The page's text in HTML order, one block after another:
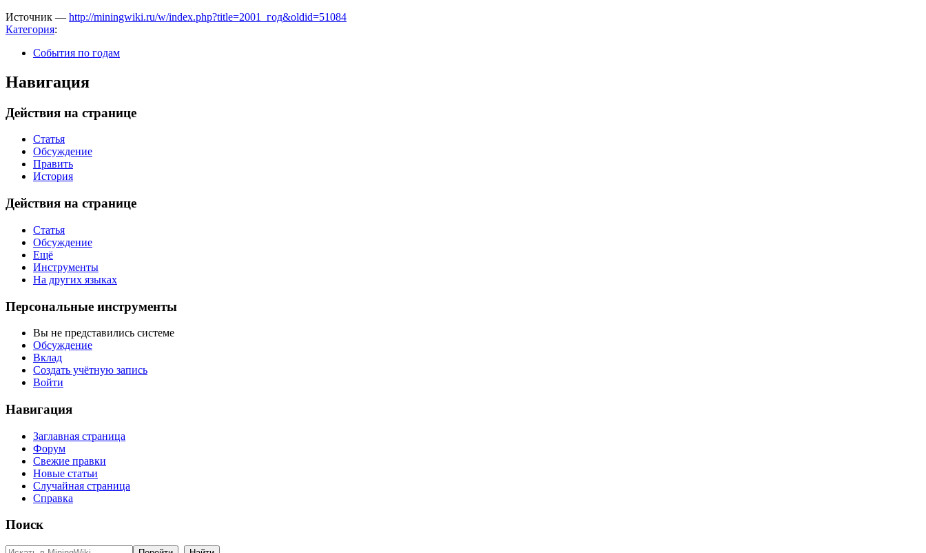
Источник — http://miningwiki.ru/w/index.php?title=2001_год&oldid=51084
Категория:
События по годам
Навигация
Действия на странице
Статья
Обсуждение
Править
История
Действия на странице
Статья
Обсуждение
Ещё
Инструменты
На других языках
Персональные инструменты
Вы не представились системе
Обсуждение
Вклад
Создать учётную запись
Войти
Навигация
Заглавная страница
Форум
Свежие правки
Новые статьи
Случайная страница
Справка
Поиск